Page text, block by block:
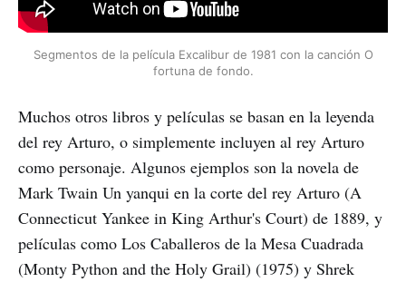
Segmentos de la película Excalibur de 1981 con la canción O
fortuna de fondo.
Muchos otros libros y películas se basan en la leyenda
del rey Arturo, o simplemente incluyen al rey Arturo
como personaje. Algunos ejemplos son la novela de
Mark Twain Un yanqui en la corte del rey Arturo (A
Connecticut Yankee in King Arthur's Court) de 1889, y
películas como Los Caballeros de la Mesa Cuadrada
(Monty Python and the Holy Grail) (1975) y Shrek